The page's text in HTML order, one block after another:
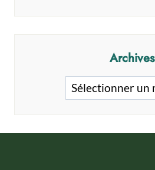
Archives
Archives